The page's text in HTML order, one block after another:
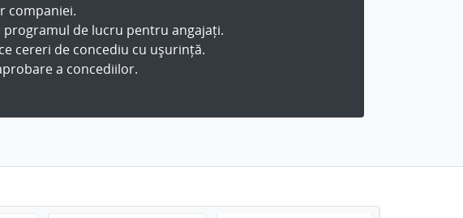
companiei.
de lucru pentru angajați.
cereri de concediu cu ușurință.
a concediilor.